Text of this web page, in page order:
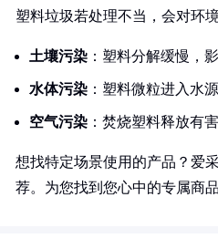
塑料垃圾若处理不当，会对环
土壤污染 ：塑料分解缓慢，
水体污染 ：塑料微粒进入水
空气污染 ：焚烧塑料释放有
想找特定场景使用的产品？爱
荐。为您找到您心中的专属商品